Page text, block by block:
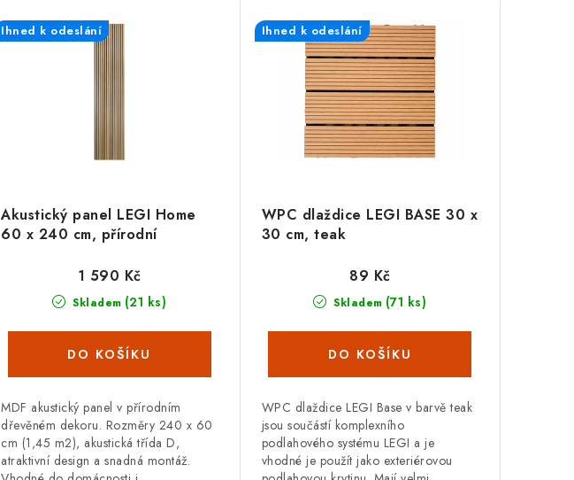
Akustický panel LEGI Home
60 x 240 cm, přírodní
Ihned k odeslání
Skladem (21 ks)
1 590 Kč
MDF akustický panel v přírodním
dřevěném dekoru. Rozměry 240 x 60
cm (1,45 m2), akustická třída D,
atraktivní design a snadná montáž.
WPC dlaždice LEGI BASE 30 x
30 cm, teak
Ihned k odeslání
Skladem (71 ks)
89 Kč
WPC dlaždice LEGI Base v barvě teak
jsou součástí komplexního
podlahového systému LEGI a je
vhodné je použít jako exteriérovou